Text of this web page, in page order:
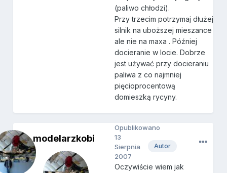
(paliwo chłodzi).
Przy trzecim potrzymaj dłużej
silnik na uboższej mieszance
ale nie na maxa . Później
docieranie w locie. Dobrze
jest używać przy docieraniu
paliwa z co najmniej
pięcioprocentową
domieszką rycyny.
modelarzkobi
Autor
Opublikowano
13
Sierpnia
2007
Oczywiście wiem jak